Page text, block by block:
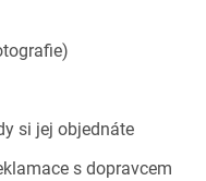
si jej objednáte
s dopravcem